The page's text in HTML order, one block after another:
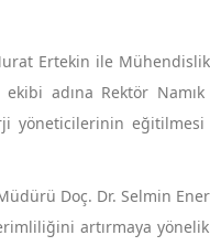
Ertekin ile
ekibi adına Rektör
yöneticilerinin eğitilmesi
Müdürü Doç. Dr. Selmin
artırmaya yönelik